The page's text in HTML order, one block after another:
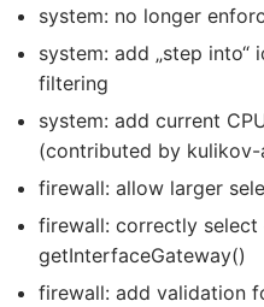
system: no longer
system: add „step into“
filtering
system: add current
(contributed by kulikov-
firewall: allow larger
firewall: correctly
getInterfaceGateway()
firewall: add validation